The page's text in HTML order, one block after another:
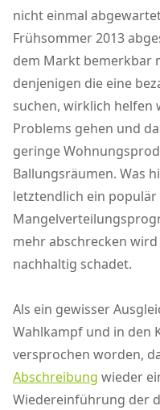
nicht einmal
Frühsommer 2013
dem Markt bemerkbar
denjenigen die eine
suchen, wirklich helfen
Problems gehen und
geringe
Ballungsräumen. Was
letztendlich ein
mehr abschrecken
nachhaltig schadet.
Als ein gewisser
Wahlkampf und in den
versprochen worden,
Abschreibung wieder
Wiedereinführung der